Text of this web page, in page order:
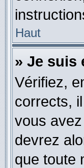
Haut
» Je suis
Vérifiez,
corrects,
vous
devrez
que toute